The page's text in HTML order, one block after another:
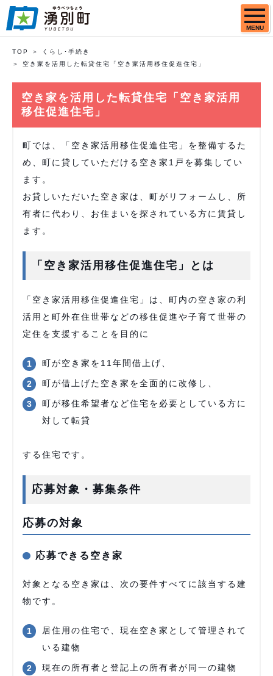
MENU
TOP
くらし･手続き
空き家を活用した転貸住宅「空き家活用移住促進住宅」
空き家を活用した転貸住宅「空き家活用
移住促進住宅」
町では、「空き家活用移住促進住宅」を整備するた
め、町に貸していただける空き家1戸を募集してい
ます。
お貸しいただいた空き家は、町がリフォームし、所
有者に代わり、お住まいを探されている方に賃貸し
ます。
「空き家活用移住促進住宅」とは
「空き家活用移住促進住宅」は、町内の空き家の利
活用と町外在住世帯などの移住促進や子育て世帯の
定住を支援することを目的に
町が空き家を11年間借上げ、
町が借上げた空き家を全面的に改修し、
町が移住希望者など住宅を必要としている方に
対して転貸
する住宅です。
応募対象・募集条件
応募の対象
応募できる空き家
対象となる空き家は、次の要件すべてに該当する建
物です。
居住用の住宅で、現在空き家として管理されて
いる建物
現在の所有者と登記上の所有者が同一の建物